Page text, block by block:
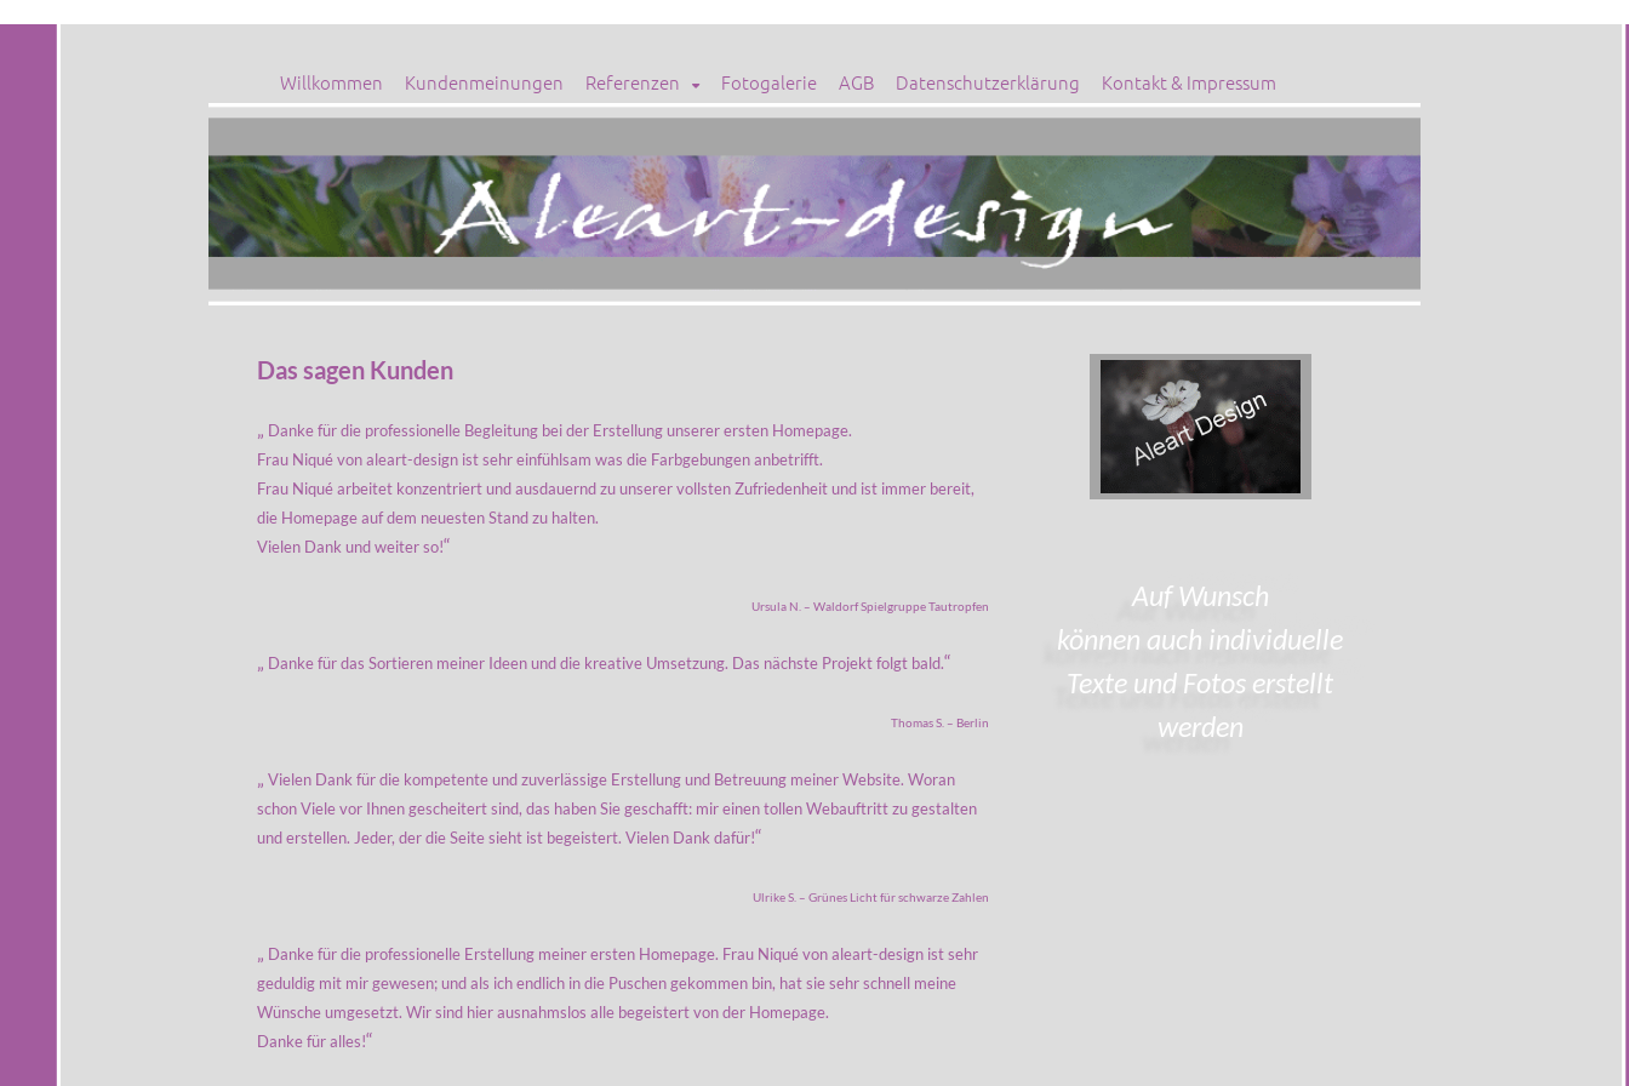
Willkommen Kundenmeinungen Referenzen Fotogalerie AGB Datenschutzerklärung Kontakt & Impressum
Das sagen Kunden
Danke für die professionelle Begleitung bei der Erstellung unserer ersten Homepage.
Frau Niqué von aleart-design ist sehr einfühlsam was die Farbgebungen anbetrifft.
Frau Niqué arbeitet konzentriert und ausdauernd zu unserer vollsten Zufriedenheit und ist immer bereit,
die Homepage auf dem neuesten Stand zu halten.
Vielen Dank und weiter so!“
Ursula N. – Waldorf Spielgruppe Tautropfen
Danke für das Sortieren meiner Ideen und die kreative Umsetzung. Das nächste Projekt folgt bald.“
Thomas S. – Berlin
Vielen Dank für die kompetente und zuverlässige Erstellung und Betreuung meiner Website. Woran
schon Viele vor Ihnen gescheitert sind, das haben Sie geschafft: mir einen tollen Webauftritt zu gestalten
und erstellen. Jeder, der die Seite sieht ist begeistert. Vielen Dank dafür!“
Ulrike S. – Grünes Licht für schwarze Zahlen
Danke für die professionelle Erstellung meiner ersten Homepage. Frau Niqué von aleart-design ist sehr
geduldig mit mir gewesen; und als ich endlich in die Puschen gekommen bin, hat sie sehr schnell meine
Wünsche umgesetzt. Wir sind hier ausnahmslos alle begeistert von der Homepage.
Danke für alles!“
Auf Wunsch
können auch individuelle
Texte und Fotos erstellt
werden